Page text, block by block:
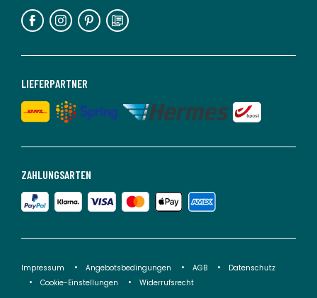
ZAHLUNGSARTEN
LIEFERPARTNER
Impressum Angebotsbedingungen AGB
Datenschutz
Cookie-Einstellungen
Widerrufsrecht